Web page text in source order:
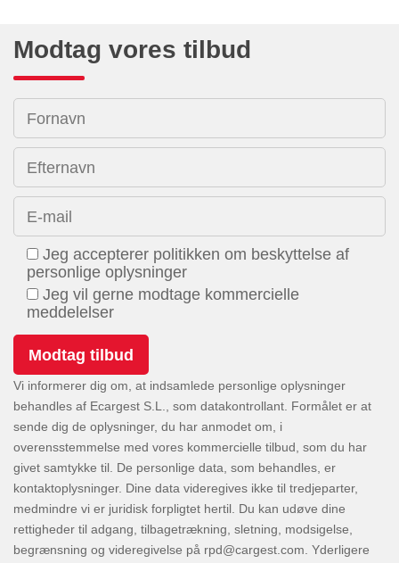
Modtag vores tilbud
Fornavn
Efternavn
E-mail
Jeg accepterer politikken om beskyttelse af
personlige oplysninger
Jeg vil gerne modtage kommercielle
meddelelser
Vi informerer dig om, at indsamlede personlige oplysninger
behandles af Ecargest S.L., som datakontrollant. Formålet er at
sende dig de oplysninger, du har anmodet om, i
overensstemmelse med vores kommercielle tilbud, som du har
givet samtykke til. De personlige data, som behandles, er
kontaktoplysninger. Dine data videregives ikke til tredjeparter,
medmindre vi er juridisk forpligtet hertil. Du kan udøve dine
rettigheder til adgang, tilbagetrækning, sletning, modsigelse,
begrænsning og videregivelse på
. Yderligere